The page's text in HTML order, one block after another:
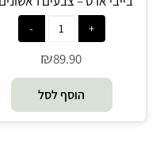
יחידות - Crealign
₪89.90
הוסף לסל